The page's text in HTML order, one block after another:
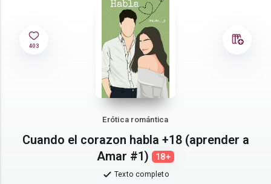
403
Erótica romántica
Cuando el corazon habla +18 (aprender a
Amar #1)
18+
Texto completo